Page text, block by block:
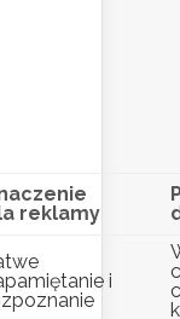
reklamy
i